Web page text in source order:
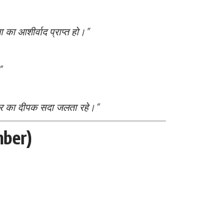
आशीर्वाद प्राप्त हो।”
का दीपक सदा जलता रहे।”